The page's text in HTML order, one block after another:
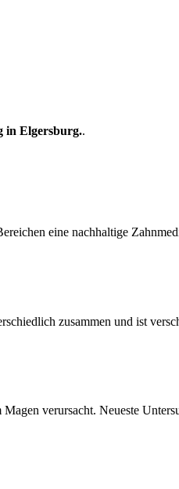
in Elgersburg..
eine nachhaltige
zusammen und ist
verursacht. Neueste